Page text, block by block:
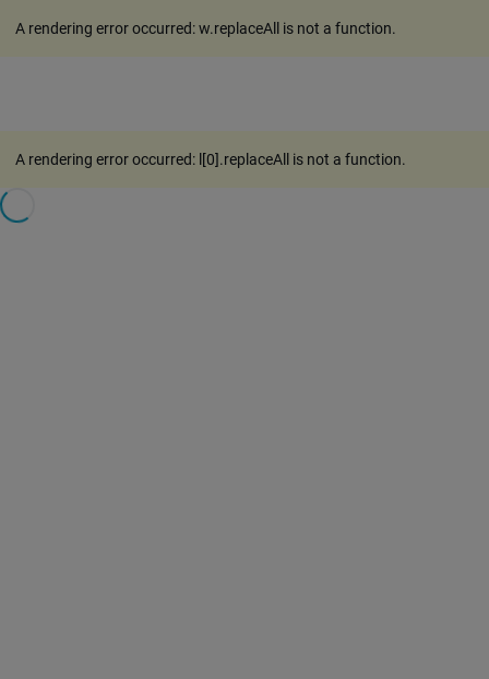
A rendering error occurred:w.replaceAll is not a function.
A rendering error occurred: l[0].replaceAll is not a function.